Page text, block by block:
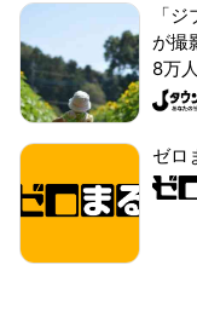
「
が撮
8万
ゼロ